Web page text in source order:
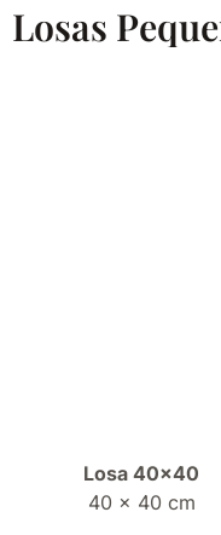
Losas
Losa 40×40
40 x 40 cm